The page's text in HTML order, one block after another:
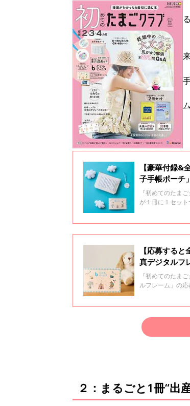
ム
【豪華付録&
子手帳ポーチ
『初めてのたま
が１冊に１セッ
【応募する
真デジタルフ
『初めてのたま
ルフレーム」の
２：まるごと1冊“出